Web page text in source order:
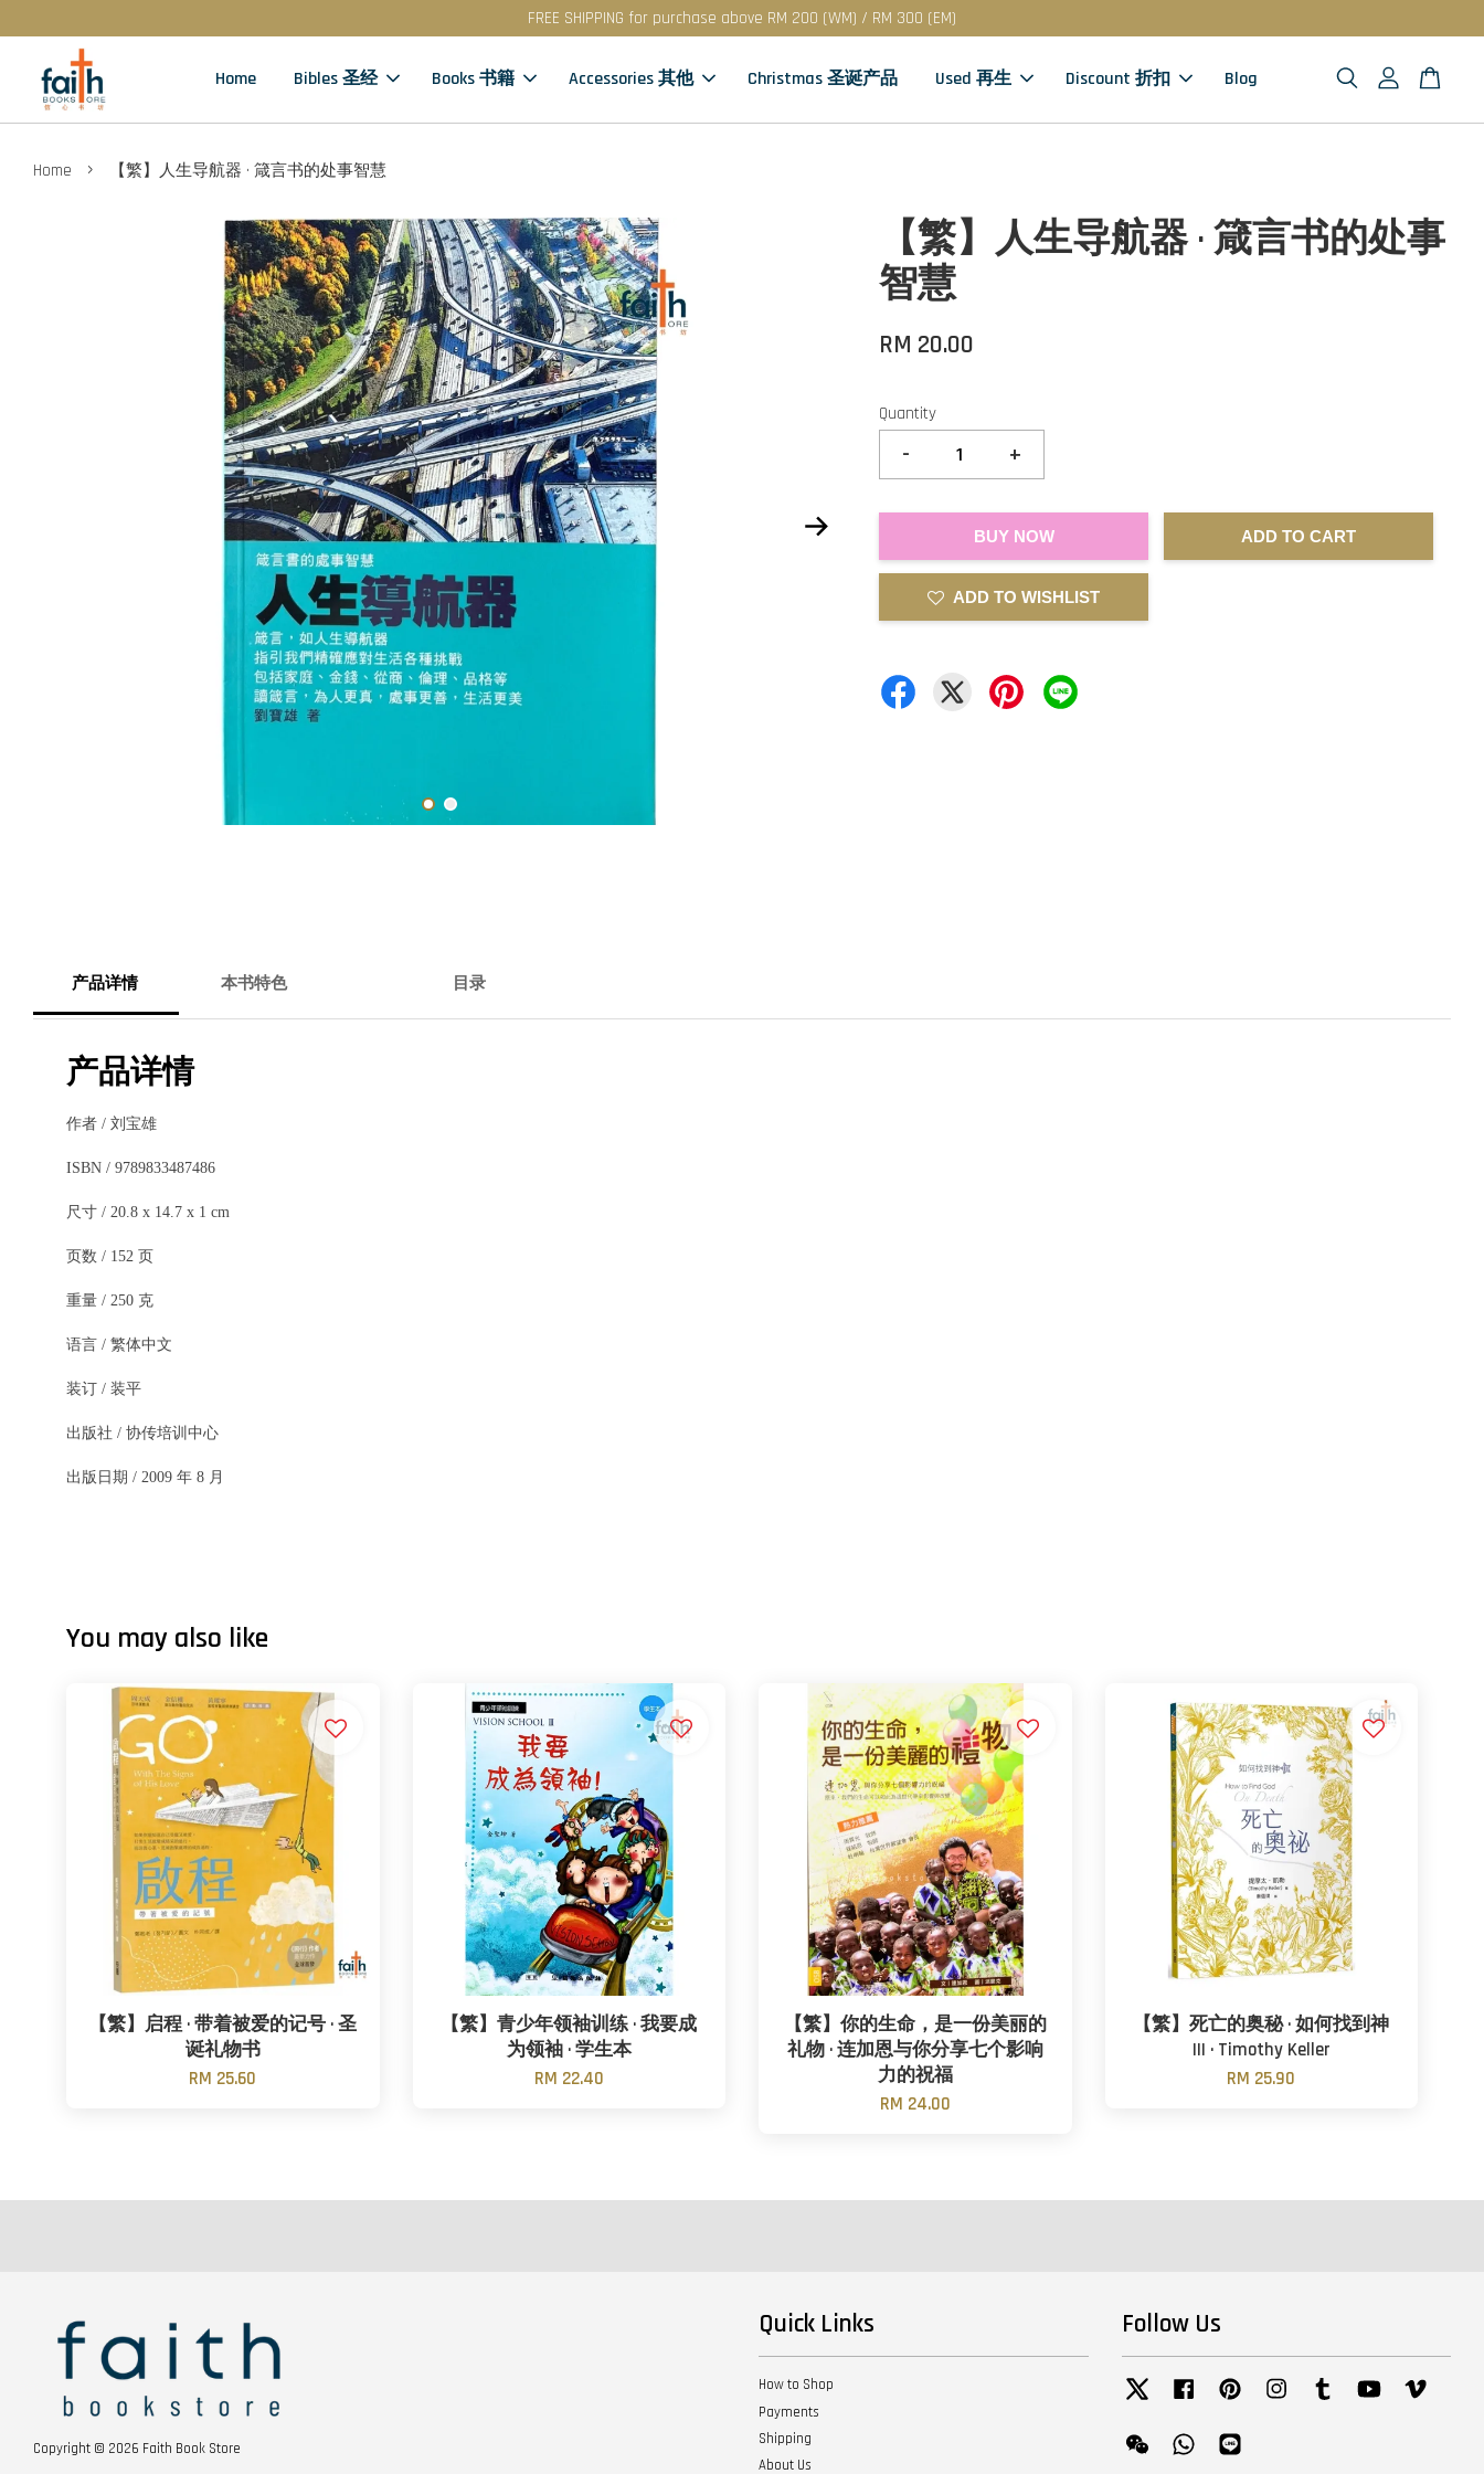
FREE SHIPPING for purchase above RM 200 (WM) / RM 300 (EM)
Home Bibles 圣经 Books 书籍 Accessories 其他 Christmas 圣诞产品 Used 再生 Discount 折扣 Blog
Home › 【繁】人生导航器 · 箴言书的处事智慧
【繁】人生导航器 · 箴言书的处事
智慧
RM 20.00
Quantity
- +
BUY NOW ADD TO CART
ADD TO WISHLIST
产品详情 本书特色 目录
产品详情
作者 / 刘宝雄
ISBN / 9789833487486
尺寸 / 20.8 x 14.7 x 1 cm
页数 / 152 页
重量 / 250 克
语言 / 繁体中文
装订 / 装平
出版社 / 协传培训中心
出版日期 / 2009 年 8 月
You may also like
【繁】启程 · 带着被爱的记号 · 圣
诞礼物书
RM 25.60
【繁】青少年领袖训练 · 我要成
为领袖 · 学生本
RM 22.40
【繁】你的生命，是一份美丽的
礼物 · 连加恩与你分享七个影响
力的祝福
RM 24.00
【繁】死亡的奥秘 · 如何找到神
III · Timothy Keller
RM 25.90
Copyright © 2026 Faith Book Store
Quick Links
How to Shop
Payments
Shipping
About Us
Follow Us
Twitter Facebook Pinterest InstagramTumblr YouTube
Wechat Whatsapp